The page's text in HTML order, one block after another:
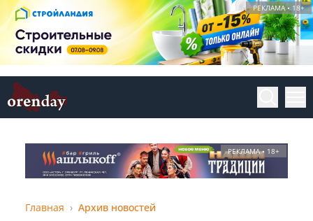
РЕКЛАМА • 18+
РЕКЛАМА • 18+
Главная Архив новостей